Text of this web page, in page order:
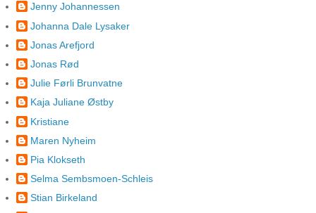
Jenny Johannessen
Johanna Dale Lysaker
Jonas Arefjord
Jonas Rød
Julie Førli Brunvatne
Kaja Juliane Østby
Kristiane
Maren Nyheim
Pia Klokseth
Selma Sembsmoen-Schleis
Stian Birkeland